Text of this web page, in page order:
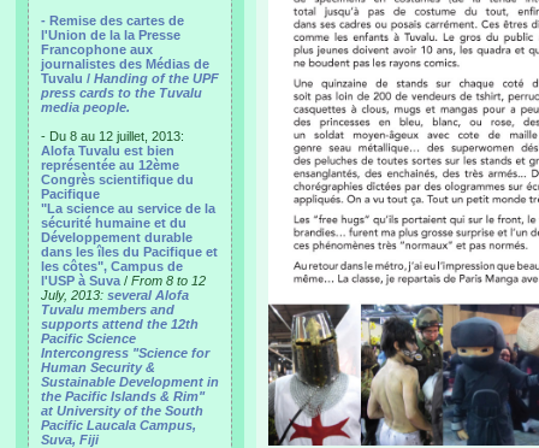
- Remise des cartes de
l'Union de la la Presse
Francophone aux
journalistes des Médias de
Tuvalu / Handing of the UPF
press cards to the Tuvalu
media people.
- Du 8 au 12 juillet, 2013:
Alofa Tuvalu est bien
représentée au 12ème
Congrès scientifique du
Pacifique
"La science au service de la
sécurité humaine et du
Développement durable
dans les îles du Pacifique et
les côtes", Campus de
l'USP à Suva / From 8 to 12
July, 2013: several Alofa
Tuvalu members and
supports attend the 12th
Pacific Science
Intercongress "Science for
Human Security &
Sustainable Development in
the Pacific Islands & Rim"
at University of the South
Pacific Laucala Campus,
Suva, Fiji